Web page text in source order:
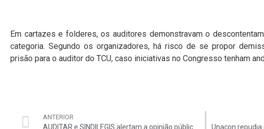
Em cartazes e folderes, os auditores demonstravam o
categoria. Segundo os organizadores, há risco de se propor
prisão para o auditor do TCU, caso iniciativas no Congresso tenham
ANTERIOR
AUDITAR e SINDILEGIS alertam a opinião pública em campanha de mídia